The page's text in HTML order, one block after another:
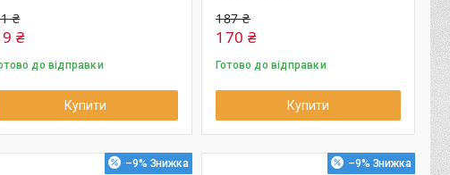
₴
₴
до відправки
Купити
187 ₴
170 ₴
Готово до відправки
Купити
–9% –9%